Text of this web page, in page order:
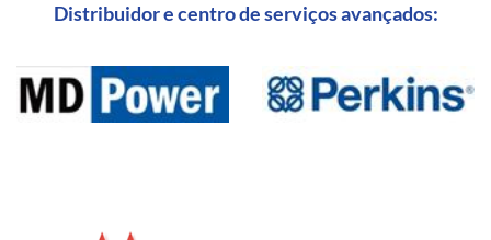
Distribuidor e centro de serviços avançados: